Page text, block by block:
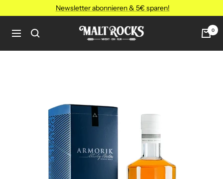
zum
Inhalt
Newsletter abonnieren & 5€ sparen!
Navigation
MALT
ROCKS
0